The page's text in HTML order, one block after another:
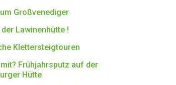
Großvenediger
Lawinenhütte !
Klettersteigtouren
Frühjahrsputz auf der
Hütte